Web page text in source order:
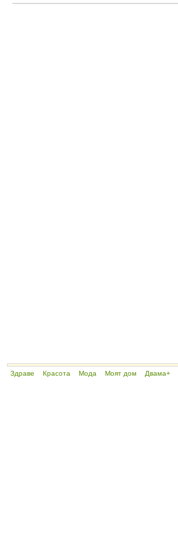
Здраве Красота Мода Моят дом Двама+